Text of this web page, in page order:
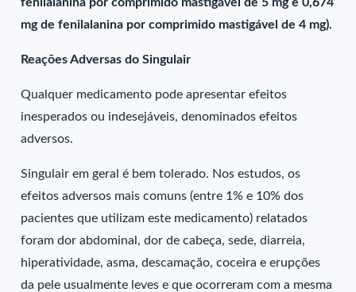
mg de fenilalanina por comprimido mastigável de 4 mg).
Reações Adversas do Singulair
Qualquer medicamento pode apresentar efeitos
inesperados ou indesejáveis, denominados efeitos
adversos.
Singulair em geral é bem tolerado. Nos estudos, os
efeitos adversos mais comuns (entre 1% e 10% dos
pacientes que utilizam este medicamento) relatados
foram dor abdominal, dor de cabeça, sede, diarreia,
hiperatividade, asma, descamação, coceira e erupções
da pele usualmente leves e que ocorreram com a mesma